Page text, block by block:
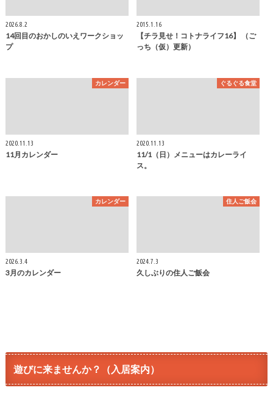
2026.8.2
14回目のおかしのいえワークショッ
プ
2015.1.16
【チラ見せ！コトナライフ16】 （ご
っち（仮）更新）
カレンダー
2020.11.13
11月カレンダー
ぐるぐる食堂
2020.11.13
11/1（日）メニューはカレーライ
ス。
カレンダー
2026.3.4
3月のカレンダー
住人ご飯会
2024.7.3
久しぶりの住人ご飯会
遊びに来ませんか？（入居案内）